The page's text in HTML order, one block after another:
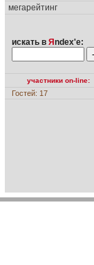
мегарейтинг
искать в Я ndex'е:
участники on-line:
Гостей: 17